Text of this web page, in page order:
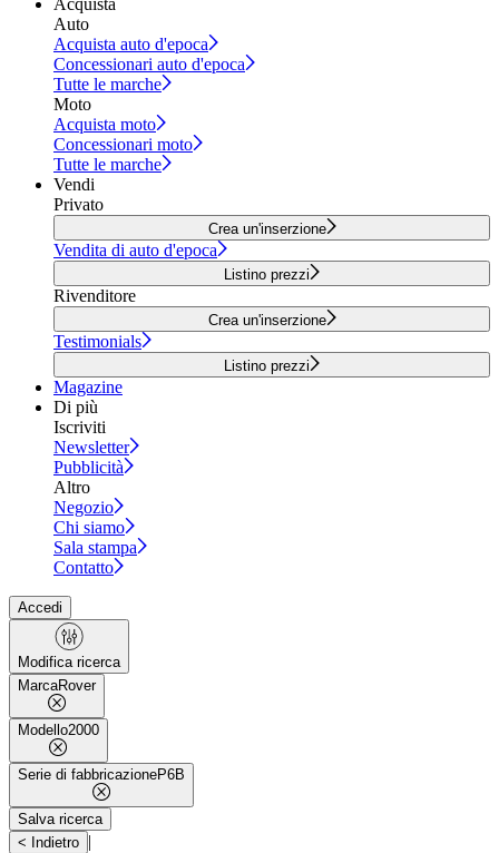
Acquista
Auto
Acquista auto d'epoca
Concessionari auto d'epoca
Tutte le marche
Moto
Acquista moto
Concessionari moto
Tutte le marche
Vendi
Privato
Crea un'inserzione
Vendita di auto d'epoca
Listino prezzi
Rivenditore
Crea un'inserzione
Testimonials
Listino prezzi
Magazine
Di più
Iscriviti
Newsletter
Pubblicità
Altro
Negozio
Chi siamo
Sala stampa
Contatto
Accedi
Modifica ricerca
MarcaRover
Modello2000
Serie di fabbricazioneP6B
Salva ricerca
< Indietro |